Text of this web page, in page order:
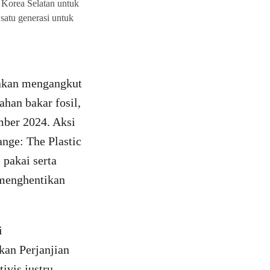
Selatan untuk
generasi untuk
mengangkut
bakar fosil,
2024. Aksi
The Plastic
serta
Perjanjian